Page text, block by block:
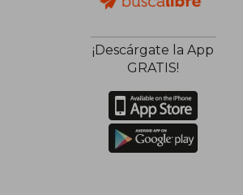
¡Descárgate la App
GRATIS!